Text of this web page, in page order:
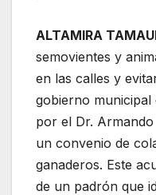
ALTAMIRA
semovientes y
en las calles y
gobierno municipal
por el Dr.
un convenio de
ganaderos. Este
de un padrón que